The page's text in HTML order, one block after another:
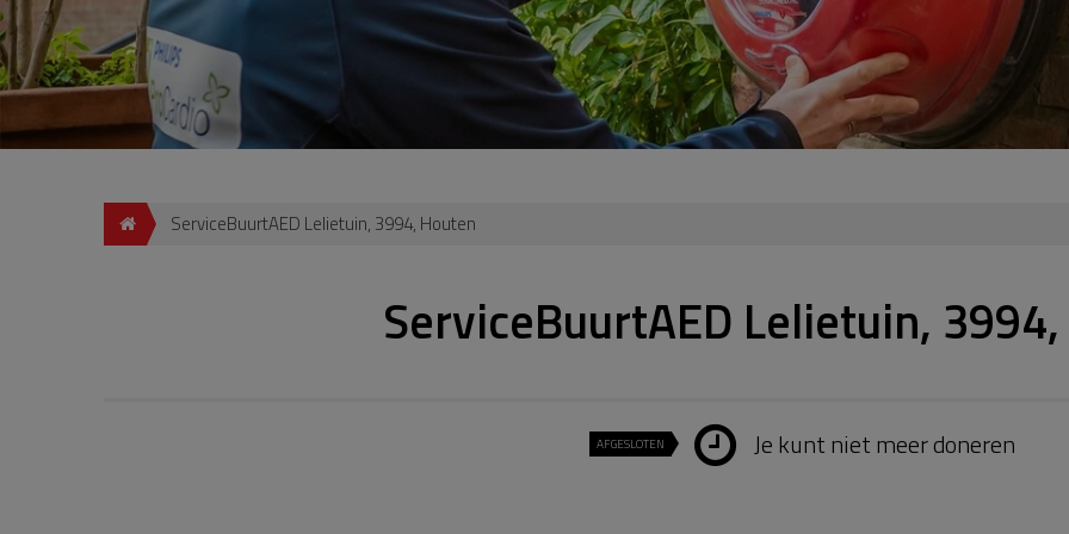
ServiceBuurtAED Lelietuin, 3994, Houten
ServiceBuurtAED Lelietuin,
AFGESLOTEN Je kunt niet meer doneren